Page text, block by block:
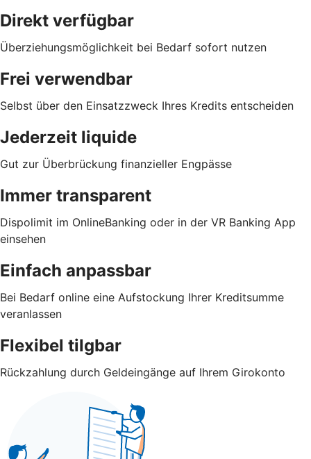
Direkt verfügbar
Überziehungsmöglichkeit bei Bedarf sofort nutzen
Frei verwendbar
Selbst über den Einsatzzweck Ihres Kredits entscheiden
Jederzeit liquide
Gut zur Überbrückung finanzieller Engpässe
Immer transparent
Dispolimit im OnlineBanking oder in der VR Banking App
einsehen
Einfach anpassbar
Bei Bedarf online eine Aufstockung Ihrer Kreditsumme
veranlassen
Flexibel tilgbar
Rückzahlung durch Geldeingänge auf Ihrem Girokonto